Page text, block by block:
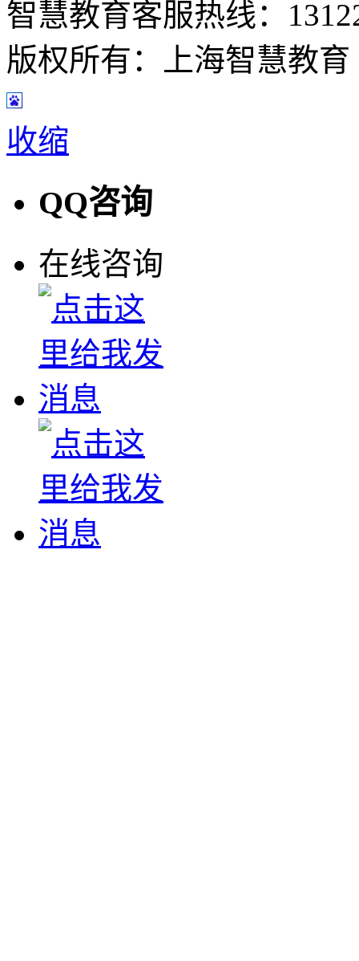
智慧教育客服热线：
版权所有：上海智慧教育
收缩
QQ咨询
在线咨询